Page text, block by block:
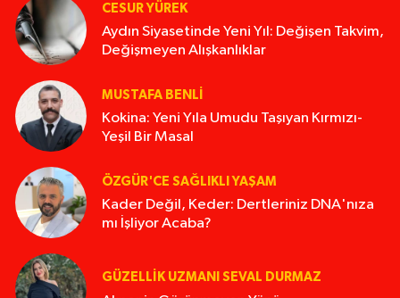
CESUR YÜREK
Aydın Siyasetinde Yeni Yıl: Değişen Takvim,
Değişmeyen Alışkanlıklar
MUSTAFA BENLI
Kokina: Yeni Yıla Umudu Taşıyan Kırmızı-
Yeşil Bir Masal
ÖZGÜR'CE SAĞLIKLI YAŞAM
Kader Değil, Keder: Dertleriniz DNA'nıza
mı İşliyor Acaba?
GÜZELLIK UZMANI SEVAL DURMAZ